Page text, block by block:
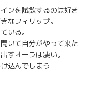
ンを試飲するのは好き
なフィリップ。
いる。
いて自分がやって来た
すオーラは凄い。
込んでしまう